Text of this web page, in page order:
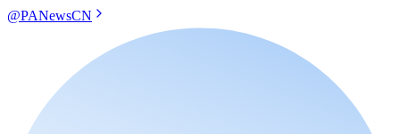
@PANewsCN